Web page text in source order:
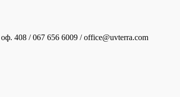
408 / 067 656 6009 / office@uvterra.com